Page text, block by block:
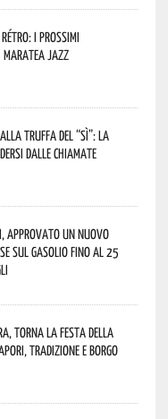
rétro: i prossimi
Jazz
alla truffa del “Sì”: la
dalle chiamate
approvato un nuovo
sul gasolio fino al 25
torna la Festa della
tradizione e borgo